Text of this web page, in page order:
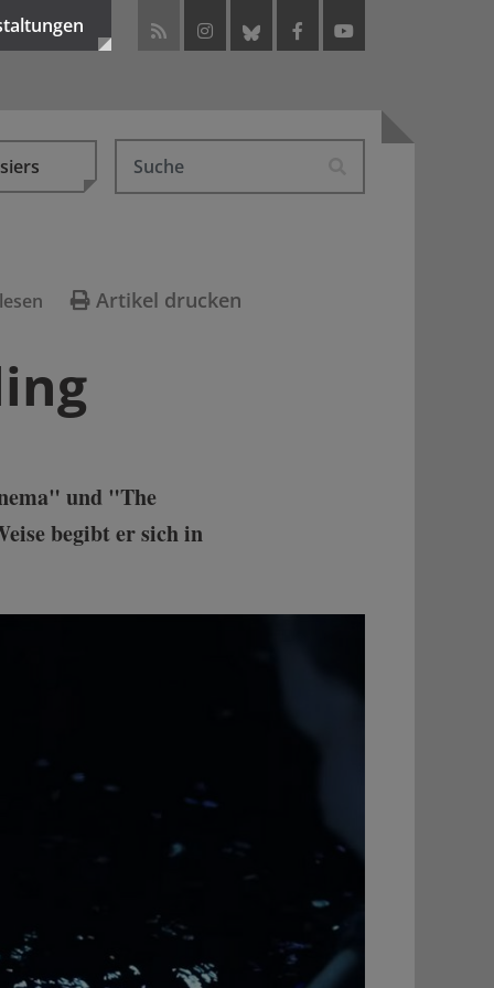
Artikel drucken
und "The
begibt er sich in